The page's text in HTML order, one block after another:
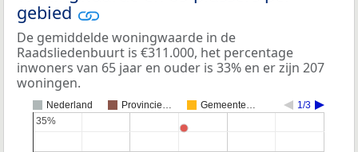
gebied
De gemiddelde woningwaarde in de
Raadsliedenbuurt is €311.000, het percentage
inwoners van 65 jaar en ouder is 33% en er zijn 207
woningen.
Nederland Provincie… Gemeente… 1/3
35%
35%